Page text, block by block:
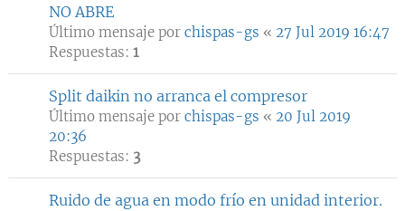
NO ABRE
Último mensaje por chispas-gs « 27 Jul 2019 16:47
Respuestas: 1
Split daikin no arranca el compresor
Último mensaje por chispas-gs « 20 Jul 2019
20:36
Respuestas: 3
Ruido de agua en modo frío en unidad interior.